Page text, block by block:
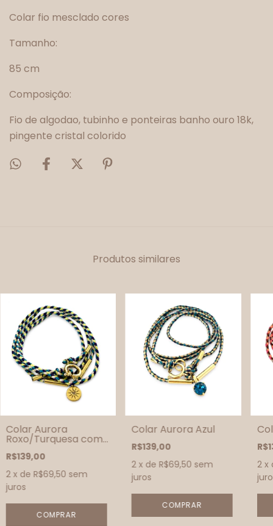
Colar fio mesclado cores
Tamanho:
85 cm
Composição:
Fio de algodao, tubinho e ponteiras banho ouro 18k,
pingente cristal colorido
Produtos similares
Colar Aurora
Roxo/Turquesa com
Medalha
R$139,00
2 x de R$69,50 sem
juros
Colar Aurora Azul
R$139,00
2 x de R$69,50 sem
juros
2 x